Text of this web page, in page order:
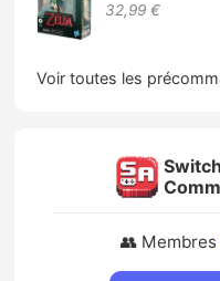
32,99 €
Voir toutes les
👥 Membres